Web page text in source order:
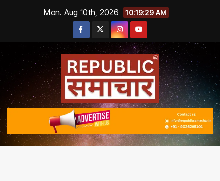
Mon. Aug 10th, 2026 10:19:30 AM